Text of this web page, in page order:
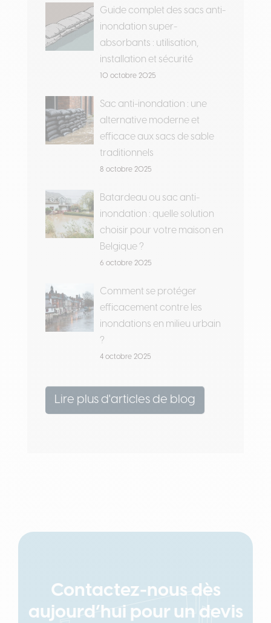
Guide complet des sacs anti-
inondation super-
absorbants : utilisation,
installation et sécurité
10 octobre 2025
Sac anti-inondation : une
alternative moderne et
efficace aux sacs de sable
traditionnels
8 octobre 2025
Batardeau ou sac anti-
inondation : quelle solution
choisir pour votre maison en
Belgique ?
6 octobre 2025
Comment se protéger
efficacement contre les
inondations en milieu urbain
?
4 octobre 2025
Lire plus d'articles de blog
Contactez-nous dès
aujourd’hui pour un devis